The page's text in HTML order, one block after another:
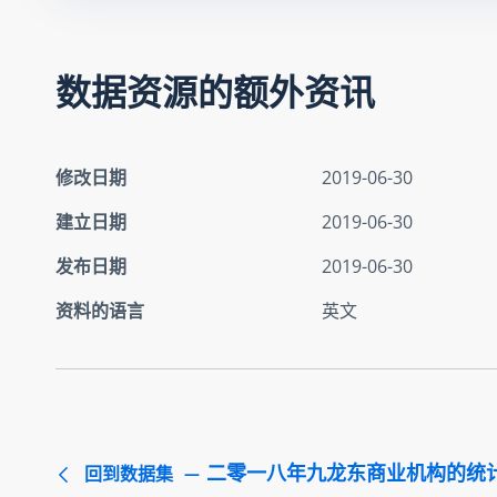
数据资源的额外资讯
修改日期
2019-06-30
建立日期
2019-06-30
发布日期
2019-06-30
资料的语言
英文
回到数据集 二零一八年九龙东商业机构的统